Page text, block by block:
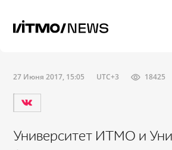
27 Июня 2017, 15:05 UTC+3 18425
Университет ИТМО и